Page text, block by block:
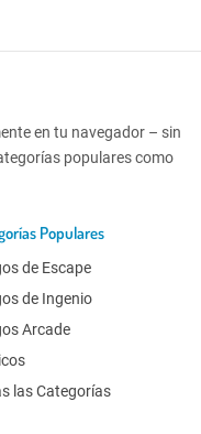
en tu navegador – sin
populares como
Populares
de Escape
de Ingenio
Arcade
las Categorías